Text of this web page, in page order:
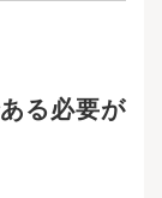
る必要が